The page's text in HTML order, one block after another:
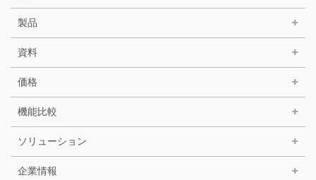
製品
資料
価格
機能比較
ソリューション
企業情報